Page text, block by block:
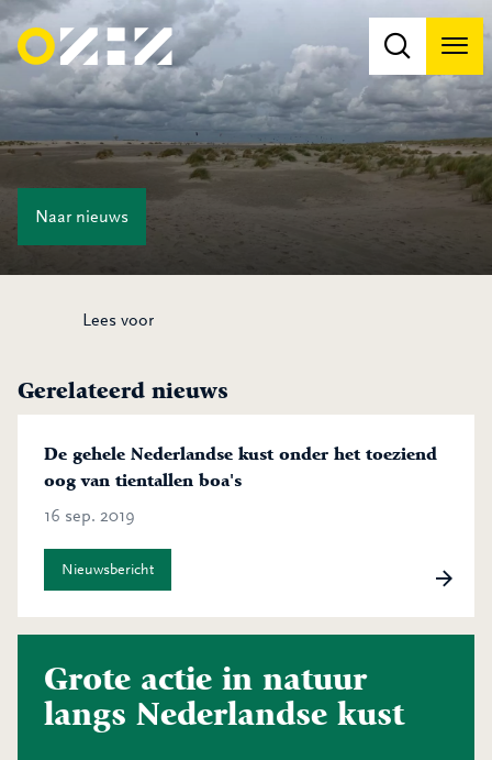
Naar nieuws
Lees voor
Gerelateerd nieuws
De gehele Nederlandse kust onder het toeziend
oog van tientallen boa's
16 sep. 2019
Nieuwsbericht
Grote actie in natuur
langs Nederlandse kust